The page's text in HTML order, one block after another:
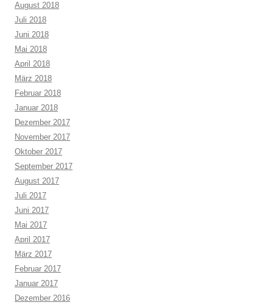
August 2018
Juli 2018
Juni 2018
Mai 2018
April 2018
März 2018
Februar 2018
Januar 2018
Dezember 2017
November 2017
Oktober 2017
September 2017
August 2017
Juli 2017
Juni 2017
Mai 2017
April 2017
März 2017
Februar 2017
Januar 2017
Dezember 2016